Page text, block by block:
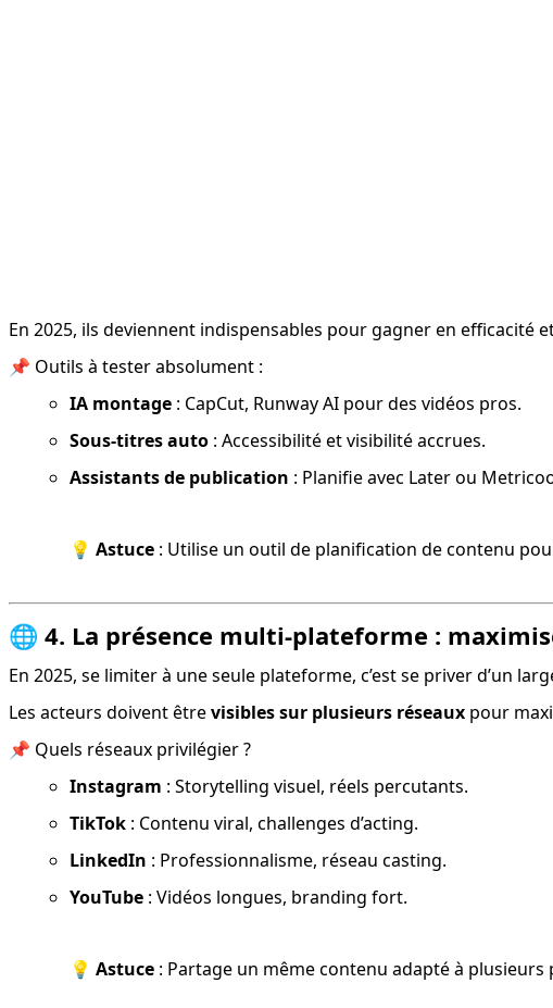
En 2025, ils deviennent indispensables pour gagner en efficacité
📌 Outils à tester absolument :
IA montage : CapCut, Runway AI pour des vidéos pros.
Sous-titres auto : Accessibilité et visibilité accrues.
Assistants de publication : Planifie avec Later ou
💡 Astuce : Utilise un outil de planification de contenu
🌐 4. La présence multi-plateforme :
En 2025, se limiter à une seule plateforme, c’est se priver d’un
Les acteurs doivent être visibles sur plusieurs réseaux pour
📌 Quels réseaux privilégier ?
Instagram : Storytelling visuel, réels percutants.
TikTok : Contenu viral, challenges d’acting.
LinkedIn : Professionnalisme, réseau casting.
YouTube : Vidéos longues, branding fort.
💡 Astuce : Partage un même contenu adapté à